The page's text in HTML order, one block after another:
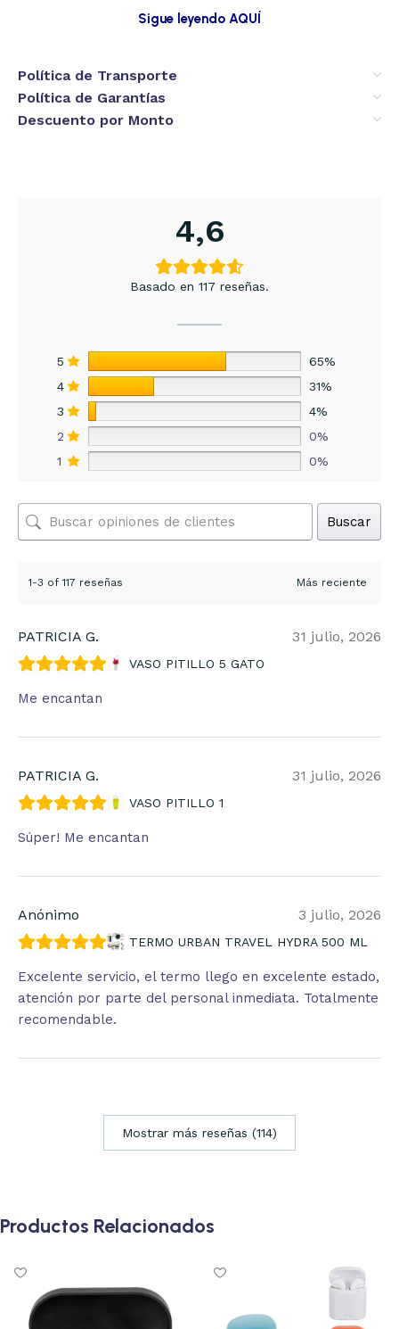
Sigue leyendo AQUÍ
Política de Transporte
Política de Garantías
Descuento por Monto
4,6
Basado en 117 reseñas.
5
65%
4
31%
3
4%
2
0%
1
0%
Buscar
1-3 of 117 reseñas
PATRICIA G. 31 julio, 2026
VASO PITILLO 5 GATO
Me encantan
PATRICIA G. 31 julio, 2026
VASO PITILLO 1
Súper! Me encantan
Anónimo 3 julio, 2026
TERMO URBAN TRAVEL HYDRA 500 ML
Excelente servicio, el termo llego en excelente estado,
atención por parte del personal inmediata. Totalmente
recomendable.
Mostrar más reseñas (114)
Productos Relacionados